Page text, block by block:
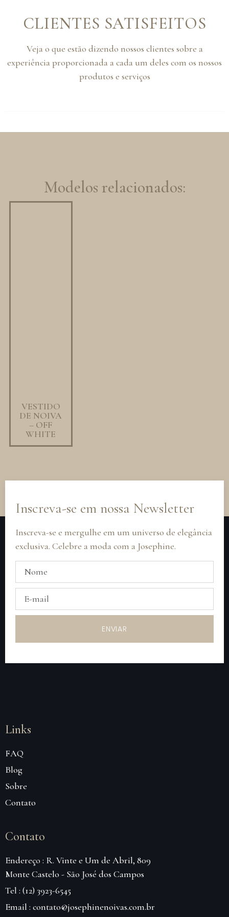
CLIENTES SATISFEITOS
Veja o que estão dizendo nossos clientes sobre a
experiência proporcionada a cada um deles com os nossos
produtos e serviços
Modelos relacionados:
VESTIDO
DE NOIVA
– OFF
WHITE
Inscreva-se em nossa Newsletter
Inscreva-se e mergulhe em um universo de elegância
exclusiva. Celebre a moda com a Josephine.
ENVIAR
Links
FAQ
Blog
Sobre
Contato
Contato
Endereço : R. Vinte e Um de Abril, 809
Monte Castelo - São José dos Campos
Tel : (12) 3923-6545
Email : contato@josephinenoivas.com.br